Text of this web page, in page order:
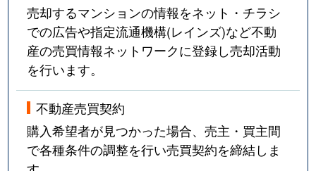
売却するマンションの情報をネット・チラシ
での広告や指定流通機構(レインズ)など不動
産の売買情報ネットワークに登録し売却活動
を行います。
不動産売買契約
購入希望者が見つかった場合、売主・買主間
で各種条件の調整を行い売買契約を締結しま